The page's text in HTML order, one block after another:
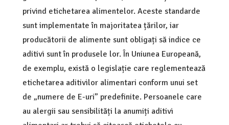
privind etichetarea alimentelor. Aceste standarde
sunt implementate în majoritatea țărilor, iar
producătorii de alimente sunt obligați să indice ce
aditivi sunt în produsele lor. În Uniunea Europeană,
de exemplu, există o legislație care reglementează
etichetarea aditivilor alimentari conform unui set
de „numere de E-uri” predefinite. Persoanele care
au alergii sau sensibilități la anumiți aditivi